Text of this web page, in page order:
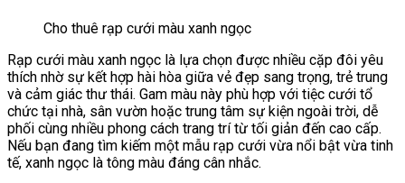
Cho thuê rạp cưới màu xanh ngọc
Rạp cưới màu xanh ngọc là lựa chọn được nhiều cặp đôi yêu
thích nhờ sự kết hợp hài hòa giữa vẻ đẹp sang trọng, trẻ trung
và cảm giác thư thái. Gam màu này phù hợp với tiệc cưới tổ
chức tại nhà, sân vườn hoặc trung tâm sự kiện ngoài trời, dễ
phối cùng nhiều phong cách trang trí từ tối giản đến cao cấp.
Nếu bạn đang tìm kiếm một mẫu rạp cưới vừa nổi bật vừa tinh
tế, xanh ngọc là tông màu đáng cân nhắc.